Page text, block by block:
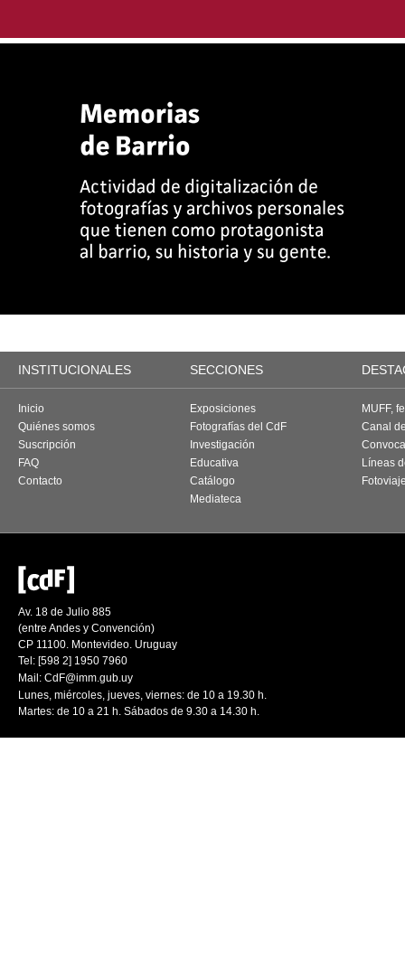
INSTITUCIONALES SECCIONES
Inicio
Quiénes somos
Suscripción
FAQ
Contacto
Exposiciones
Fotografías del CdF
Investigación
Educativa
Catálogo
Mediateca
MUFF,
Canal
Líneas
Av. 18 de Julio 885
(entre Andes y Convención)
CP 11100. Montevideo. Uruguay
Tel: [598 2] 1950 7960
Mail: CdF@imm.gub.uy
Lunes, miércoles, jueves, viernes: de 10 a 19.30 h.
Martes: de 10 a 21 h. Sábados de 9.30 a 14.30 h.